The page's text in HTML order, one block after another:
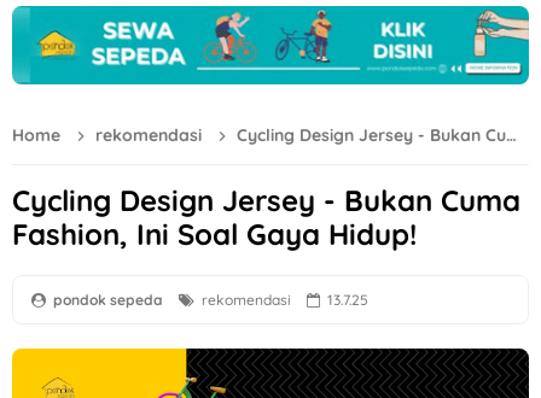
Home rekomendasi Cycling Design Jersey - Bukan Cuma Fashion, Ini Soal Gaya Hidup!
Cycling Design Jersey - Bukan Cuma
Fashion, Ini Soal Gaya Hidup!
pondok sepeda rekomendasi 13.7.25